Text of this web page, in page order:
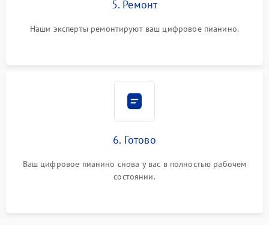
5. Ремонт
Наши эксперты ремонтируют ваш цифровое пианино.
6. Готово
Ваш цифровое пианино снова у вас в полностью рабочем
состоянии.